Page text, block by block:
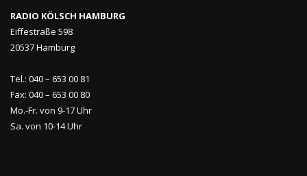
RADIO KÖLSCH HAMBURG
Eiffestraße 598
20537 Hamburg
Tel.: 040 – 653 00 81
Fax: 040 – 653 00 80
Mo.-Fr. von 9-17 Uhr
Sa. von 10-14 Uhr